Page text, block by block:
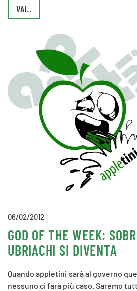
VAI..
06/02/2012
GOD OF THE WEEK:
UBRIACHI SI DIVENTA
Quando appletini sarà al governo
nessuno ci farà più caso. Saremo